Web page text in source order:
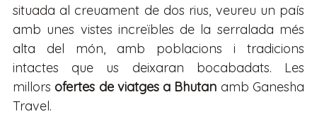
situada al creuament de dos rius, veureu un país
amb unes vistes increïbles de la serralada més
alta del món, amb poblacions i tradicions
intactes que us deixaran bocabadats. Les
millors ofertes de viatges a Bhutan amb Ganesha
Travel.